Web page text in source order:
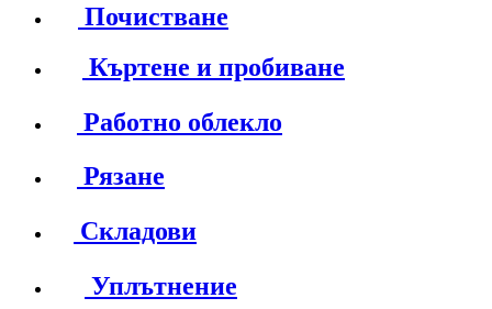
Почистване
Къртене и пробиване
Работно облекло
Рязане
Складови
Уплътнение